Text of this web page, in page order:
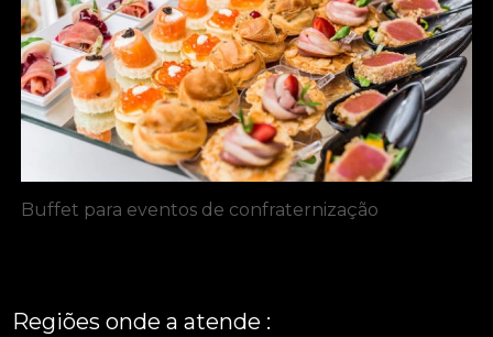
Buffet para eventos de confraternização
Regiões onde a atende :